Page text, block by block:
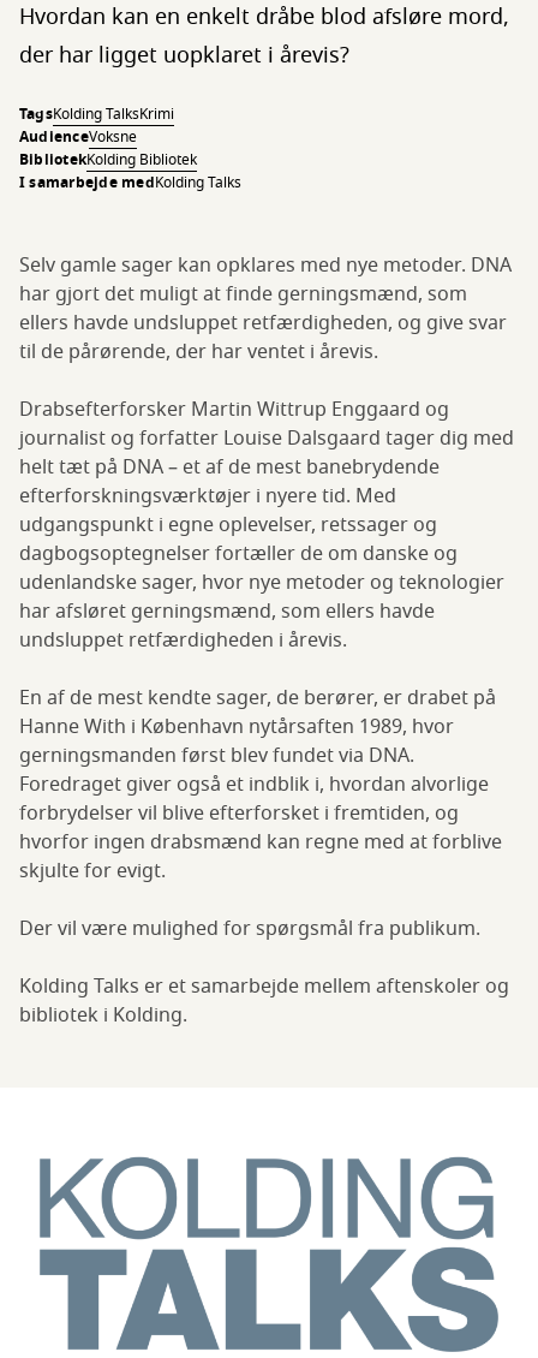
Hvordan kan en enkelt dråbe blod afsløre mord,
der har ligget uopklaret i årevis?
TagsKolding TalksKrimi
AudienceVoksne
BibliotekKolding Bibliotek
I samarbejde medKolding Talks
Selv gamle sager kan opklares med nye metoder. DNA
har gjort det muligt at finde gerningsmænd, som
ellers havde undsluppet retfærdigheden, og give svar
til de pårørende, der har ventet i årevis.
Drabsefterforsker Martin Wittrup Enggaard og
journalist og forfatter Louise Dalsgaard tager dig med
helt tæt på DNA – et af de mest banebrydende
efterforskningsværktøjer i nyere tid. Med
udgangspunkt i egne oplevelser, retssager og
dagbogsoptegnelser fortæller de om danske og
udenlandske sager, hvor nye metoder og teknologier
har afsløret gerningsmænd, som ellers havde
undsluppet retfærdigheden i årevis.
En af de mest kendte sager, de berører, er drabet på
Hanne With i København nytårsaften 1989, hvor
gerningsmanden først blev fundet via DNA.
Foredraget giver også et indblik i, hvordan alvorlige
forbrydelser vil blive efterforsket i fremtiden, og
hvorfor ingen drabsmænd kan regne med at forblive
skjulte for evigt.
Der vil være mulighed for spørgsmål fra publikum.
Kolding Talks er et samarbejde mellem aftenskoler og
bibliotek i Kolding.